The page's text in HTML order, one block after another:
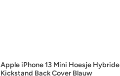
Apple iPhone 13 Mini Hoesje Hybride
Kickstand Back Cover Blauw